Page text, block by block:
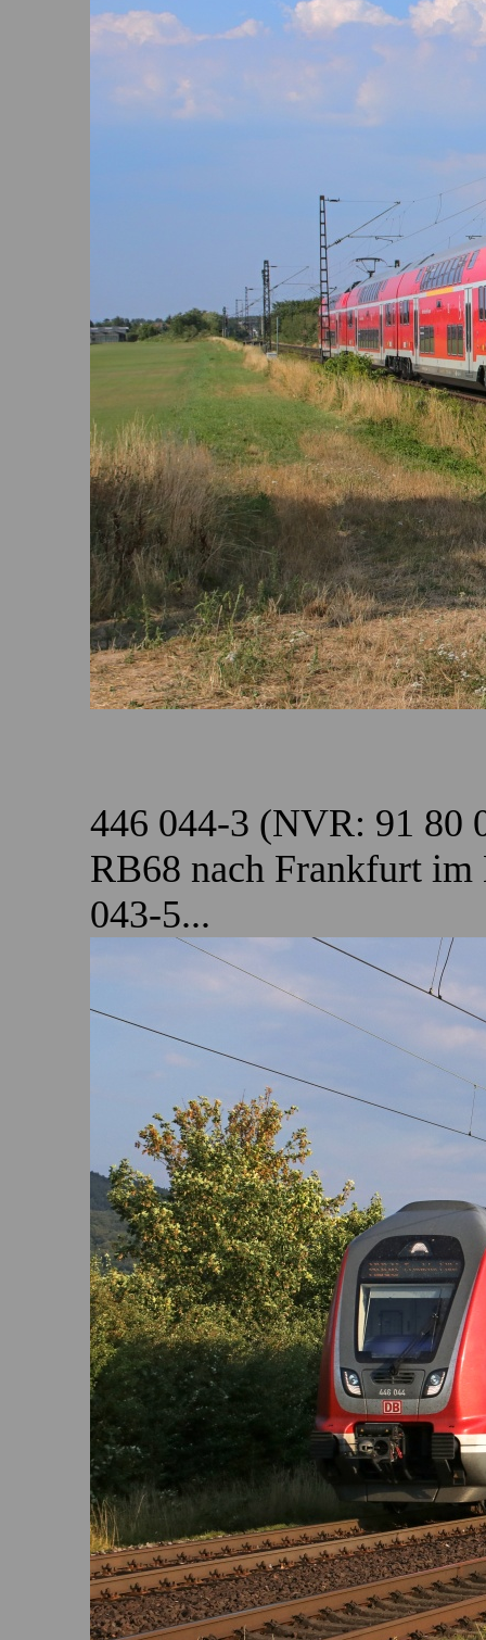
446 044-3 (NVR: 91 80
RB68 nach Frankfurt
043-5...